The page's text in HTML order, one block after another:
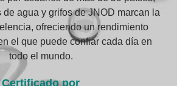
de agua y grifos de JNOD marcan la
ofreciendo un rendimiento
el que puede confiar cada día en
todo el mundo.
Certificado por